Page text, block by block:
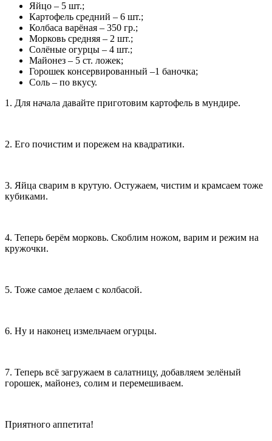
Яйцо – 5 шт.;
Картофель средний – 6 шт.;
Колбаса варёная – 350 гр.;
Морковь средняя – 2 шт.;
Солёные огурцы – 4 шт.;
Майонез – 5 ст. ложек;
Горошек консервированный –1 баночка;
Соль – по вкусу.
1. Для начала давайте приготовим картофель в мундире.
2. Его почистим и порежем на квадратики.
3. Яйца сварим в крутую. Остужаем, чистим и крамсаем тоже
кубиками.
4. Теперь берём морковь. Скоблим ножом, варим и режим на
кружочки.
5. Тоже самое делаем с колбасой.
6. Ну и наконец измельчаем огурцы.
7. Теперь всё загружаем в салатницу, добавляем зелёный
горошек, майонез, солим и перемешиваем.
Приятного аппетита!